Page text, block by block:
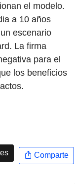
el modelo.
a 10 años
escenario
La firma
para el
los beneficios
Comparte